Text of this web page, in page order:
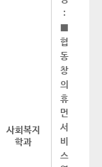
사회복지
학과